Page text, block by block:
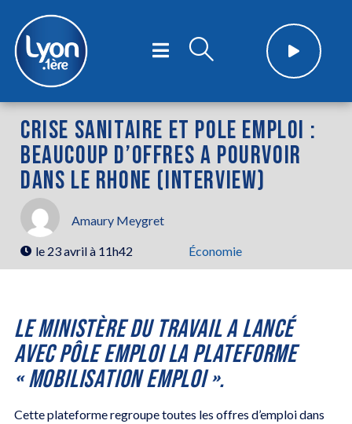
CRISE SANITAIRE ET POLE EMPLOI :
BEAUCOUP D’OFFRES A POURVOIR
DANS LE RHONE (INTERVIEW)
Amaury Meygret
le 23 avril à 11h42 Économie
LE MINISTÈRE DU TRAVAIL A LANCÉ
AVEC PÔLE EMPLOI LA PLATEFORME
« MOBILISATION EMPLOI ».
Cette plateforme regroupe toutes les offres d’emploi dans